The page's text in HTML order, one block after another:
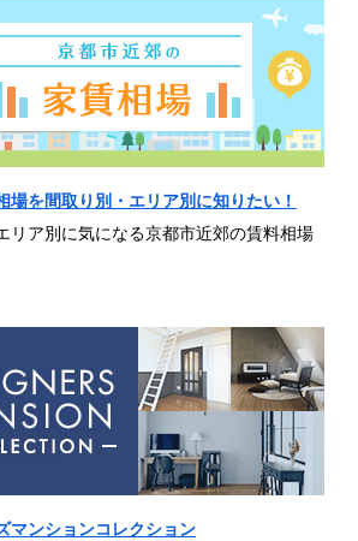
場を間取り別・エリア別に知りたい！
リア別に気になる京都市近郊の賃料相場
マンションコレクション